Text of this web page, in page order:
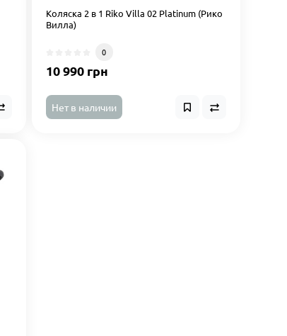
Коляска 2 в 1 Riko Villa 02 Platinum (Рико
Вилла)
0
10 990 грн
Нет в наличии